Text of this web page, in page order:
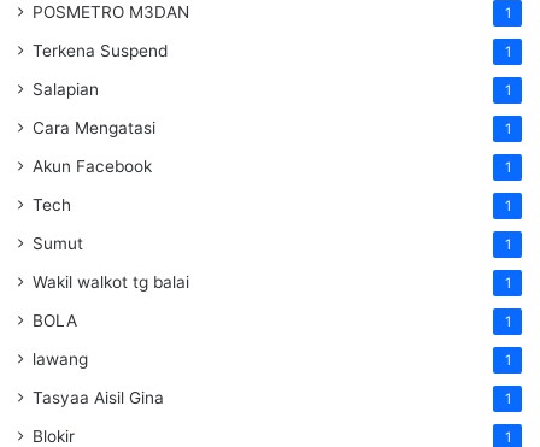
POSMETRO M3DAN 1
Terkena Suspend 1
Salapian 1
Cara Mengatasi 1
Akun Facebook 1
Tech 1
Sumut 1
Wakil walkot tg balai 1
BOLA 1
lawang 1
Tasyaa Aisil Gina 1
Blokir 1